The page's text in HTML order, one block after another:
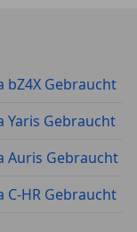
bZ4X Gebraucht
Yaris Gebraucht
Auris Gebraucht
C-HR Gebraucht